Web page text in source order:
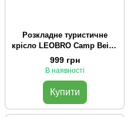
Розкладне туристичне
крісло LEOBRO Camp Beige
M (LB-1071)
999 грн
В наявності
Купити